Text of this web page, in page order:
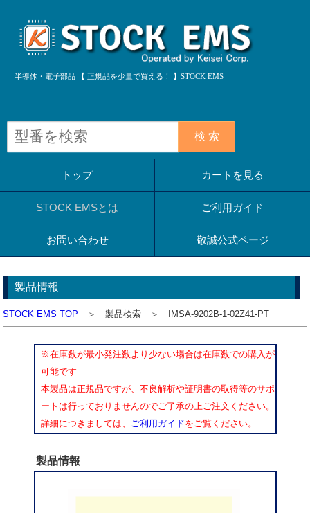
半導体・電子部品 【 正規品を少量で買える！ 】STOCK EMS
検 索
トップ カートを見る
STOCK EMSとは ご利用ガイド
お問い合わせ 敬誠公式ページ
製品情報
STOCK EMS TOP ＞ 製品検索 ＞ IMSA-9202B-1-02Z41-PT
※在庫数が最小発注数より少ない場合は在庫数での購入が
可能です
本製品は正規品ですが、不良解析や証明書の取得等のサポ
ートは行っておりませんのでご了承の上ご注文ください。
詳細につきましては、
ご利用ガイドをご覧ください。
製品情報